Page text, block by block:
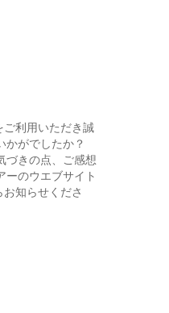
利用いただき誠
かがでしたか？
づきの点、ご感想
ーのウエブサイト
知らせくださ